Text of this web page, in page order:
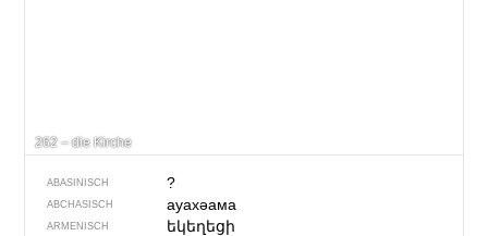
262 – die Kirche
ABASINISCH ?
ABCHASISCH ауахәама
ARMENISCH եկեղեցի